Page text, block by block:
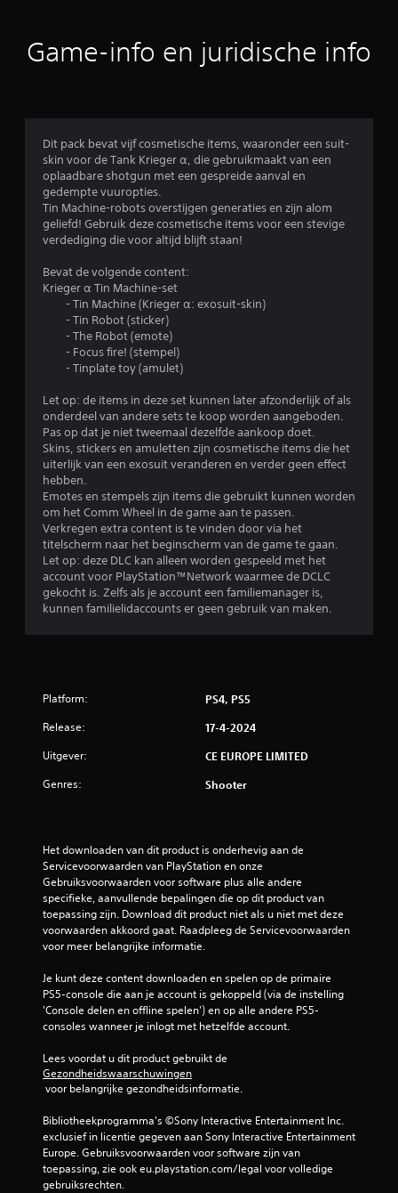
e
n
e
Game-info en juridische info
Dit pack bevat vijf cosmetische items, waaronder een suit-
skin voor de Tank Krieger α, die gebruikmaakt van een
oplaadbare shotgun met een gespreide aanval en
gedempte vuuropties.
Tin Machine-robots overstijgen generaties en zijn alom
geliefd! Gebruik deze cosmetische items voor een stevige
verdediging die voor altijd blijft staan!
Bevat de volgende content:
Krieger α Tin Machine-set
- Tin Machine (Krieger α: exosuit-skin)
- Tin Robot (sticker)
- The Robot (emote)
- Focus fire! (stempel)
- Tinplate toy (amulet)
Let op: de items in deze set kunnen later afzonderlijk of als
onderdeel van andere sets te koop worden aangeboden.
Pas op dat je niet tweemaal dezelfde aankoop doet.
Skins, stickers en amuletten zijn cosmetische items die het
uiterlijk van een exosuit veranderen en verder geen effect
hebben.
Emotes en stempels zijn items die gebruikt kunnen worden
om het Comm Wheel in de game aan te passen.
Verkregen extra content is te vinden door via het
titelscherm naar het beginscherm van de game te gaan.
Let op: deze DLC kan alleen worden gespeeld met het
account voor PlayStation™Network waarmee de DCLC
gekocht is. Zelfs als je account een familiemanager is,
kunnen familielidaccounts er geen gebruik van maken.
Platform: PS4, PS5
Release: 17-4-2024
Uitgever: CE EUROPE LIMITED
Genres: Shooter
Het downloaden van dit product is onderhevig aan de
Servicevoorwaarden van PlayStation en onze
Gebruiksvoorwaarden voor software plus alle andere
specifieke, aanvullende bepalingen die op dit product van
toepassing zijn. Download dit product niet als u niet met deze
voorwaarden akkoord gaat. Raadpleeg de Servicevoorwaarden
voor meer belangrijke informatie.
Je kunt deze content downloaden en spelen op de primaire
PS5-console die aan je account is gekoppeld (via de instelling
'Console delen en offline spelen') en op alle andere PS5-
consoles wanneer je inlogt met hetzelfde account.
Lees voordat u dit product gebruikt de
Gezondheidswaarschuwingen
voor belangrijke gezondheidsinformatie.
Bibliotheekprogramma's ©Sony Interactive Entertainment Inc.
exclusief in licentie gegeven aan Sony Interactive Entertainment
Europe. Gebruiksvoorwaarden voor software zijn van
toepassing, zie ook eu.playstation.com/legal voor volledige
gebruiksrechten.